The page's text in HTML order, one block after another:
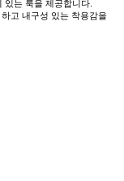
는 룩을 제공합니다.
고 내구성 있는 착용감을